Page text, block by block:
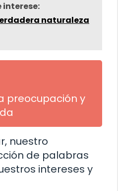
interese:
naturaleza
preocupación y
nuestro
de palabras
intereses y